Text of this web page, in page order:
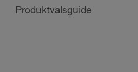
Produktvalsguide